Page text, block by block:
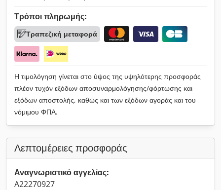
Τρόποι πληρωμής:
Τραπεζική μεταφορά
Η τιμολόγηση γίνεται στο ύψος της υψηλότερης προσφοράς
πλέον τυχόν εξόδων αποσυναρμολόγησης/φόρτωσης και
εξόδων αποστολής, καθώς και των εξόδων αγοράς και του
νόμιμου ΦΠΑ.
Λεπτομέρειες προσφοράς
Αναγνωριστικό αγγελίας:
A22270927